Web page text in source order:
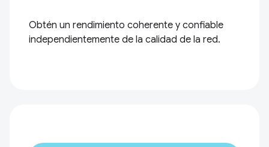
Obtén un rendimiento coherente y confiable
independientemente de la calidad de la red.